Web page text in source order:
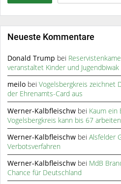
Neueste Kommentare
Donald Trump bei
veranstaltet Kinder und Jugendbiwak
meilo beiVogelsbergkreis zeichnet
der Ehrenamts-Card aus
Werner-Kalbfleischw bei Kaum ein
Vogelsbergkreis kann bis 67 arbeiten
Werner-Kalbfleischw beiAlsfelder
Verbotsverfahren
Werner-Kalbfleischw bei MdB
Chance für Deutschland